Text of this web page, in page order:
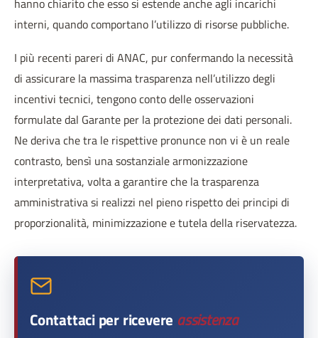
hanno chiarito che esso si estende anche agli incarichi
interni, quando comportano l’utilizzo di risorse pubbliche.
I più recenti pareri di ANAC, pur confermando la necessità
di assicurare la massima trasparenza nell’utilizzo degli
incentivi tecnici, tengono conto delle osservazioni
formulate dal Garante per la protezione dei dati personali.
Ne deriva che tra le rispettive pronunce non vi è un reale
contrasto, bensì una sostanziale armonizzazione
interpretativa, volta a garantire che la trasparenza
amministrativa si realizzi nel pieno rispetto dei principi di
proporzionalità, minimizzazione e tutela della riservatezza.
Contattaci per ricevere assistenza